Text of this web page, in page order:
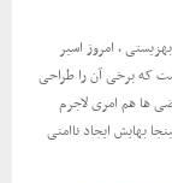
، امروز اسیر
حدود ۲۰ ساله‌ای شده است که برخی آن را طراحی
ها هم امری لاجرم
بهایش ایجاد ناامنی